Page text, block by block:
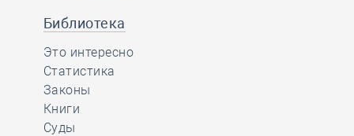
Библиотека
Это интересно
Статистика
Законы
Книги
Суды